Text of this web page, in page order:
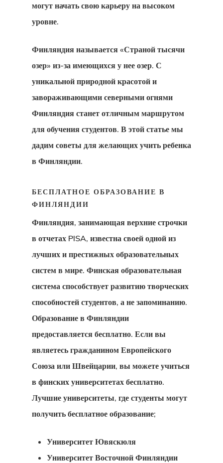
могут начать свою карьеру на высоком
уровне.
Финляндия называется «Страной тысячи
озер» из-за имеющихся у нее озер. С
уникальной природной красотой и
завораживающими северными огнями
Финляндия станет отличным маршрутом
для обучения студентов. В этой статье мы
дадим советы для желающих учить ребенка
в Финляндии.
БЕСПЛАТНОЕ ОБРАЗОВАНИЕ В
ФИНЛЯНДИИ
Финляндия, занимающая верхние строчки
в отчетах PISA, известна своей одной из
лучших и престижных образовательных
систем в мире. Финская образовательная
система способствует развитию творческих
способностей студентов, а не запоминанию.
Образование в Финляндии
предоставляется бесплатно. Если вы
являетесь гражданином Европейского
Союза или Швейцарии, вы можете учиться
в финских университетах бесплатно.
Лучшие университеты, где студенты могут
получить бесплатное образование;
Университет Ювяскюля
Университет Восточной Финляндии